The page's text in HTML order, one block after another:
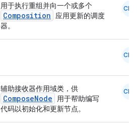
用于执行重组并向一个或多个
Composition
应用更新的调度
器。
CMN
CMN
辅助接收器作用域类，供
ComposeNode
用于帮助编写
代码以初始化和更新节点。
CMN